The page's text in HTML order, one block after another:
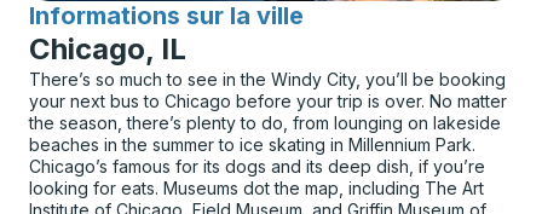
Informations sur la ville
pour
Chicago, IL
There’s so much to see in the Windy City, you’ll be booking
your next bus to Chicago before your trip is over. No matter
the season, there’s plenty to do, from lounging on lakeside
beaches in the summer to ice skating in Millennium Park.
Chicago’s famous for its dogs and its deep dish, if you’re
looking for eats. Museums dot the map, including The Art